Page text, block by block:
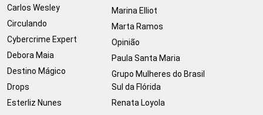
Carlos Wesley
Circulando
Cybercrime Expert
Debora Maia
Destino Mágico
Drops
Esterliz Nunes
Marina Elliot
Marta Ramos
Opinião
Paula Santa Maria
Grupo Mulheres do Brasil
Sul da Flórida
Renata Loyola